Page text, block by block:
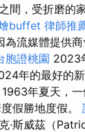
間，受折磨的
buffet 律師推
流媒體提供
胞證桃園 2023
年的最好的
年夏天，
假勝地度假。
·斯威茲（